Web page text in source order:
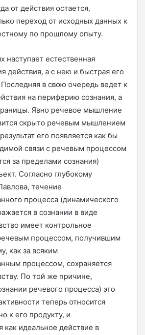
от действия остается,
переход от исходных данных к
по прошлому опыту.
наступает естественная
действия, а с нею и быстрая его
в свою очередь ведет к
на периферию сознания, а
Явно речевое мышление
скрыто речевым мышлением
его появляется как бы
связи с речевым процессом
за пределами сознания)
Согласно глубокому
течение
процесса (динамического
в сознании в виде
имеет контрольное
процессом, получившим
как за всяким
процессом, сохраняется
По той же причине,
речевого процесса) это
теперь относится
к его продукту, и
как идеальное действие в